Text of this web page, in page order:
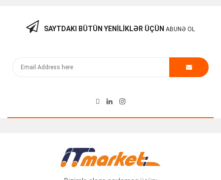
SAYTDAKI BÜTÜN YENILIKLƏR ÜÇÜN ABUNƏ OL